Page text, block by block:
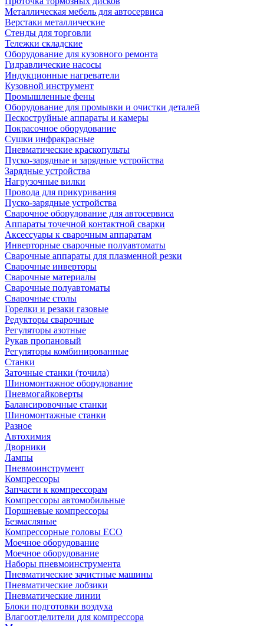
Металлическая мебель для автосервиса
Верстаки металлические
Стенды для торговли
Тележки складские
Оборудование для кузовного ремонта
Гидравлические насосы
Индукционные нагреватели
Кузовной инструмент
Промышленные фены
Оборудование для промывки и очистки деталей
Пескоструйные аппараты и камеры
Покрасочное оборудование
Сушки инфракрасные
Пневматические краскопульты
Пуско-зарядные и зарядные устройства
Зарядные устройства
Нагрузочные вилки
Провода для прикуривания
Пуско-зарядные устройства
Сварочное оборудование для автосервиса
Аппараты точечной контактной сварки
Аксессуары к сварочным аппаратам
Инверторные сварочные полуавтоматы
Сварочные аппараты для плазменной резки
Сварочные инверторы
Сварочные материалы
Сварочные полуавтоматы
Сварочные столы
Горелки и резаки газовые
Редукторы сварочные
Регуляторы азотные
Рукав пропановый
Регуляторы комбинированные
Станки
Заточные станки (точила)
Шиномонтажное оборудование
Пневмогайковерты
Балансировочные станки
Шиномонтажные станки
Разное
Автохимия
Дворники
Лампы
Пневмоинструмент
Компрессоры
Запчасти к компрессорам
Компрессоры автомобильные
Поршневые компрессоры
Безмасляные
Компрессорные головы ECO
Моечное оборудование
Моечное оборудование
Наборы пневмоинструмента
Пневматические зачистные машины
Пневматические лобзики
Пневматические линии
Блоки подготовки воздуха
Влагоотделители для компрессора